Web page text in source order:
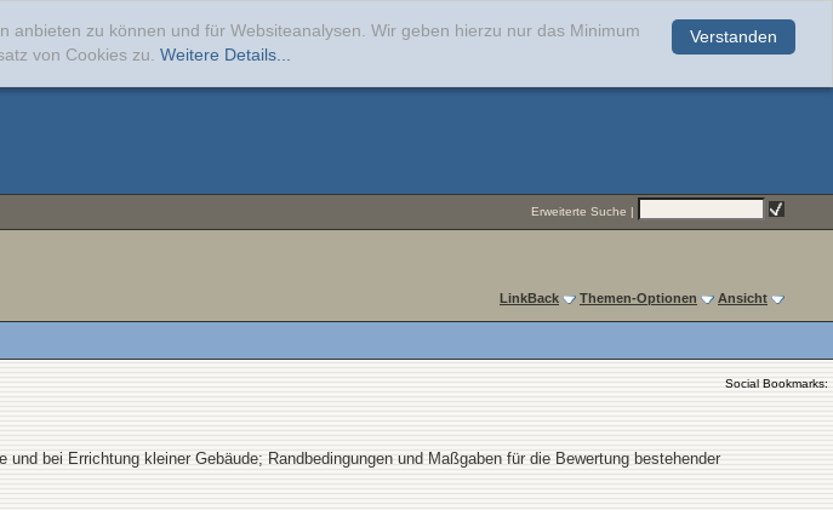
Verstanden
zu können und für Websiteanalysen. Wir geben hierzu nur das Minimum
von Cookies zu. Weitere Details...
Erweiterte Suche |
LinkBack Themen-Optionen Ansicht
Social Bookmarks:
bei Errichtung kleiner Gebäude; Randbedingungen und Maßgaben für die Bewertung bestehender